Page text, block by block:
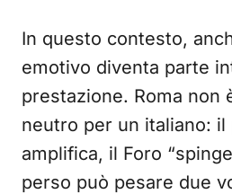
In questo contesto,
emotivo diventa parte
prestazione. Roma non
neutro per un italiano: il
amplifica, il Foro
perso può pesare due